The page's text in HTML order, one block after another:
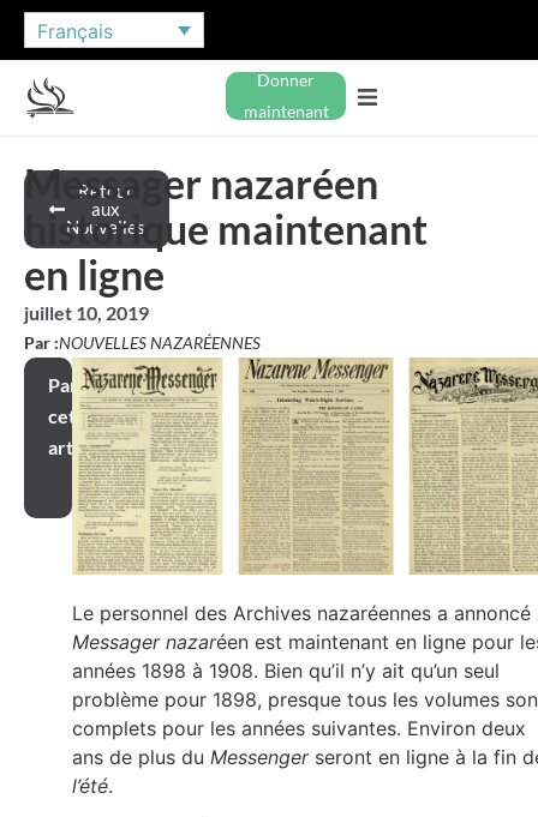
Français
Donner
maintenant
Retour
aux
Nouvelles
Messager nazaréen
historique maintenant
en ligne
juillet 10, 2019
Par :NOUVELLES NAZARÉENNES
Partager
cet
article
Le personnel des Archives nazaréennes a annoncé
Messager nazaréen est maintenant en ligne pour
années 1898 à 1908. Bien qu’il n’y ait qu’un seul
problème pour 1898, presque tous les volumes
complets pour les années suivantes. Environ deux
ans de plus du Messenger seront en ligne à la fin
l’été.